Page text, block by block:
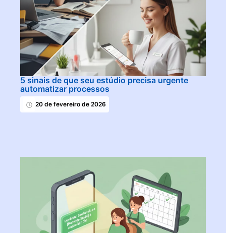
5 sinais de que seu estúdio precisa urgente
automatizar processos
20 de fevereiro de 2026